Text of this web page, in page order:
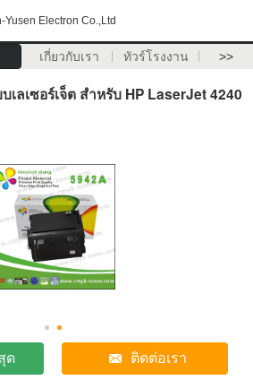
Electron Co.,Ltd
เกี่ยวกับเรา ทัวร์โรงงาน >>
ลเซอร์เจ็ต สําหรับ HP LaserJet 4240
ด ติดต่อเรา